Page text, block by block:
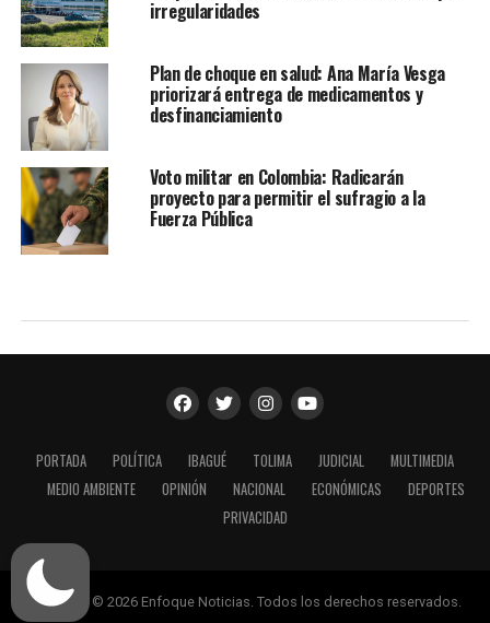
irregularidades
Plan de choque en salud: Ana María Vesga
priorizará entrega de medicamentos y
desfinanciamiento
Voto militar en Colombia: Radicarán
proyecto para permitir el sufragio a la
Fuerza Pública
PORTADA POLÍTICA IBAGUÉ TOLIMA JUDICIAL
MULTIMEDIA
MEDIO AMBIENTE
OPINIÓN NACIONAL ECONÓMICAS
DEPORTES
PRIVACIDAD
Copyright © 2026 Enfoque Noticias. Todos los derechos reservados.